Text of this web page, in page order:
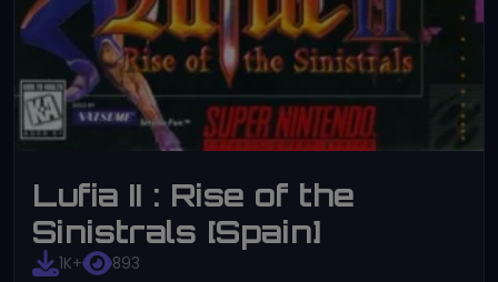
Lufia II : Rise of the
Sinistrals [Spain]
1K+ 893